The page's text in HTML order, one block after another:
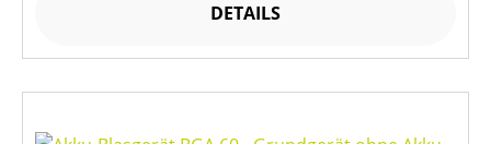
DETAILS